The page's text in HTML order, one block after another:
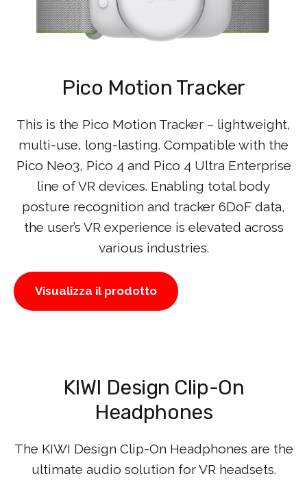
Pico Motion Tracker
This is the Pico Motion Tracker – lightweight,
multi-use, long-lasting. Compatible with the
Pico Neo3, Pico 4 and Pico 4 Ultra Enterprise
line of VR devices. Enabling total body
posture recognition and tracker 6DoF data,
the user’s VR experience is elevated across
various industries.
Visualizza il prodotto
KIWI Design Clip-On
Headphones
The KIWI Design Clip-On Headphones are the
ultimate audio solution for VR headsets.